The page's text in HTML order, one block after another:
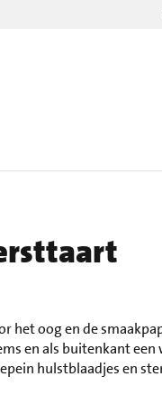
het oog en de
en als buitenkant
hulstblaadjes en